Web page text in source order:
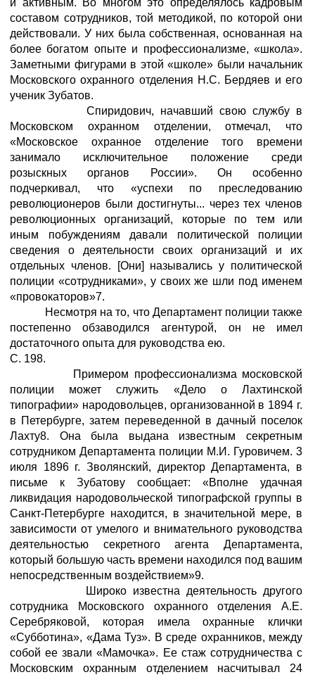
и активным. Во многом это определялось кадровым
составом сотрудников, той методикой, по которой они
действовали. У них была собственная, основанная на
более богатом опыте и профессионализме, «школа».
Заметными фигурами в этой «школе» были начальник
Московского охранного отделения Н.С. Бердяев и его
ученик Зубатов.
Спиридович, начавший свою службу в
Московском охранном отделении, отмечал, что
«Московское охранное отделение того времени
занимало исключительное положение среди
розыскных органов России». Он особенно
подчеркивал, что «успехи по преследованию
революционеров были достигнуты... через тех членов
революционных организаций, которые по тем или
иным побуждениям давали политической полиции
сведения о деятельности своих организаций и их
отдельных членов. [Они] назывались у политической
полиции «сотрудниками», у своих же шли под именем
«провокаторов»7.
Несмотря на то, что Департамент полиции также
постепенно обзаводился агентурой, он не имел
достаточного опыта для руководства ею.
С. 198.
Примером профессионализма московской
полиции может служить «Дело о Лахтинской
типографии» народовольцев, организованной в 1894 г.
в Петербурге, затем переведенной в дачный поселок
Лахту8. Она была выдана известным секретным
сотрудником Департамента полиции М.И. Гуровичем. 3
июля 1896 г. Зволянский, директор Департамента, в
письме к Зубатову сообщает: «Вполне удачная
ликвидация народовольческой типографской группы в
Санкт-Петербурге находится, в значительной мере, в
зависимости от умелого и внимательного руководства
деятельностью секретного агента Департамента,
который большую часть времени находился под вашим
непосредственным воздействием»9.
Широко известна деятельность другого
сотрудника Московского охранного отделения А.Е.
Серебряковой, которая имела охранные клички
«Субботина», «Дама Туз». В среде охранников, между
собой ее звали «Мамочка». Ее стаж сотрудничества с
Московским охранным отделением насчитывал 24